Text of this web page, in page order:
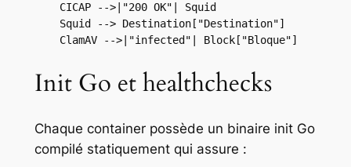
    CICAP -->|"200 OK"| Squid
    Squid --> Destination["Destination"]
    ClamAV -->|"infected"| Block["Bloque"]
Init Go et healthchecks
Chaque container possède un binaire init Go
compilé statiquement qui assure :